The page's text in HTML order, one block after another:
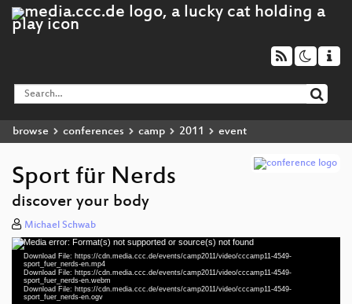
browse conferences camp 2011 event
Sport für Nerds
discover your body
Michael Schwab
Video
Player
Media error: Format(s) not supported or source(s) not found
Download File: https://cdn.media.ccc.de/events/camp2011/video/cccamp11-4549-
sport_fuer_nerds-en.mp4
Download File: https://cdn.media.ccc.de/events/camp2011/video/cccamp11-4549-
sport_fuer_nerds-en.webm
Download File: https://cdn.media.ccc.de/events/camp2011/video/cccamp11-4549-
sport_fuer_nerds-en.ogv